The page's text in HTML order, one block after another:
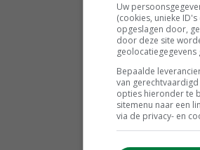
Uw
(cookies, unieke
opgeslagen door,
door deze site
geolocatiegegevens
Bepaalde
van
opties hieronder te
sitemenu naar een
via de privacy- en